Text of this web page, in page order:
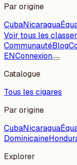
Par origine
CubaNicaragua
Voir tous les
CommunautéBlog
ENConnexion
Catalogue
Tous les cigares
Par origine
CubaNicaragua
Dominicaine
Explorer